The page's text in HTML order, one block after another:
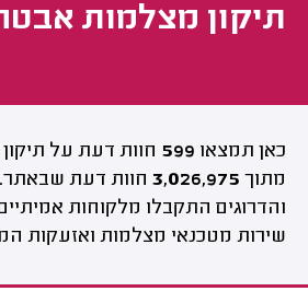
תיקון מצלמות
כאן תמצאו 599 חוות דעת על
מתוך 3,026,975 חוות דעת
והדרוגים התקבלו מלקוחות
שירות מטכנאי מצלמות ואזעקות